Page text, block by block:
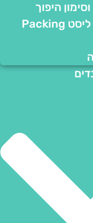
היפוך
מעטפות פקינג ליסט Packing